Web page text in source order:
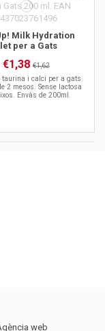
Milk Hydration
per a Gats
€1,38€1,62
taurina i calci per a gats
2 mesos. Sense lactosa
Envàs de 200ml.
web